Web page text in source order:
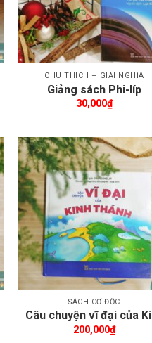
CHÚ THÍCH – GIẢI NGHĨA
Giảng sách Phi-líp
30,000₫
Thêm
SÁCH CƠ ĐỐC
Câu chuyện vĩ đại của
Thánh
200,000₫